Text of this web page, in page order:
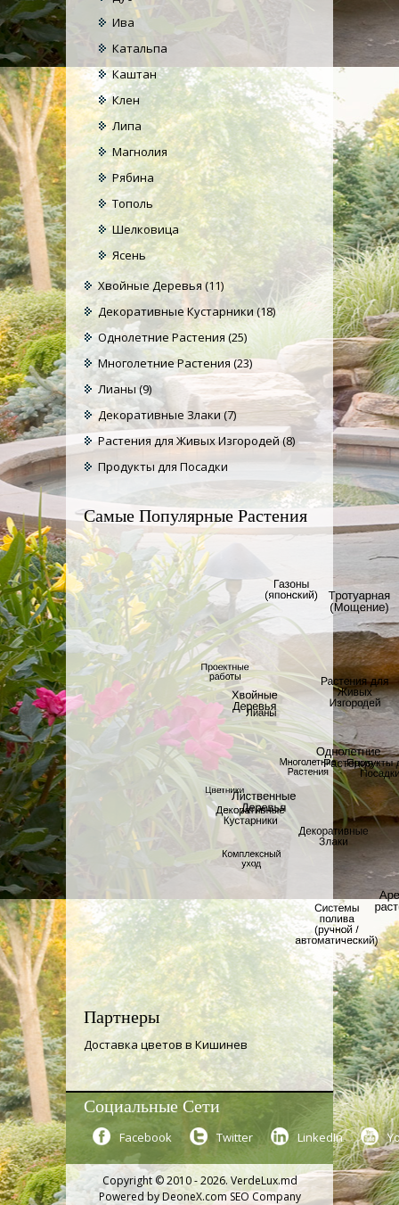
Ива
Катальпа
Каштан
Клен
Липа
Магнолия
Рябина
Тополь
Шелковица
Ясень
Хвойные Деревья (11)
Декоративные Кустарники (18)
Однолетние Растения (25)
Многолетние Растения(23)
Лианы (9)
Декоративные Злаки (7)
Растения для Живых Изгородей(8)
Продукты для Посадки
Самые Популярные Растения
Партнеры
Доставка цветов в Кишинев
Социальные Сети
Facebook Twitter LinkedIn
Copyright © 2010 - 2026. VerdeLux.md
Powered byDeoneX.com SEO Company